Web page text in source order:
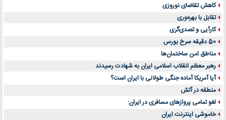
کاهش تقاضای نوروزی
تقابل با بهره‌وری
کارآیی و تصدی‌گری
50 دقیقه سرخ بورس
مناطق امن ساختمان‌ها
رهبر معظم انقلاب اسلامی ایران به شهادت رسیدند
آیا آمریکا آماده جنگی طولانی با ایران است؟
منطقه در آتش
لغو تمامی پروازهای مسافری در ایران:
خاموشی اینترنت ایران